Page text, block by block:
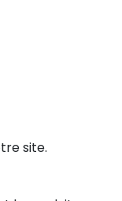
site.